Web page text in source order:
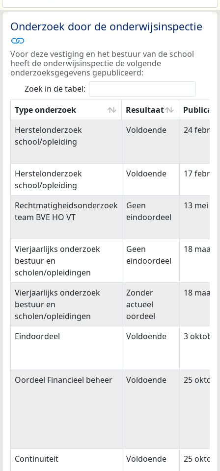
Onderzoek door de onderwijsinspectie
Voor deze vestiging en het bestuur van de school
heeft de onderwijsinspectie de volgende
onderzoeksgegevens gepubliceerd:
Zoek in de tabel:
Type onderzoek
Resultaat
Type onderzoek
Resultaat
Herstelonderzoek
school/opleiding
Voldoende 24
Herstelonderzoek
school/opleiding
Voldoende 17
Rechtmatigheidsonderzoek
team BVE HO VT
Geen
eindoordeel
13 mei
Vierjaarlijks onderzoek
bestuur en
scholen/opleidingen
Geen
eindoordeel
18 maart
Vierjaarlijks onderzoek
bestuur en
scholen/opleidingen
Zonder
actueel
oordeel
18 maart
Eindoordeel Voldoende 3
Oordeel Financieel beheer Voldoende 25
Continuïteit Voldoende 25